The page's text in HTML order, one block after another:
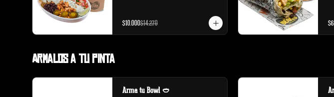
$10.000$14.270
Armalos a tu pinta
Arma tu Bowl 🥙